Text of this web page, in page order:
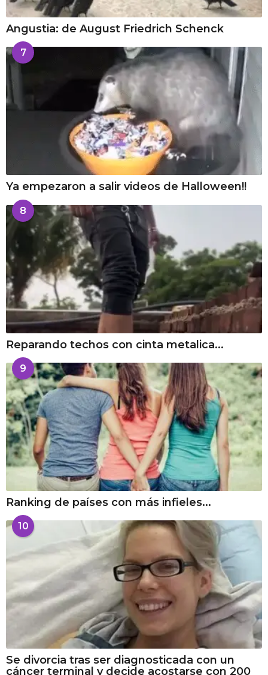
Angustia: de August Friedrich Schenck
7
Ya empezaron a salir videos de Halloween!!
8
Reparando techos con cinta metalica...
9
Ranking de países con más infieles...
10
Se divorcia tras ser diagnosticada con un
cáncer terminal y decide acostarse con 200